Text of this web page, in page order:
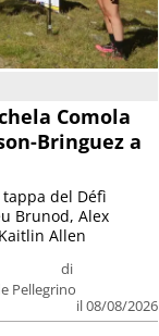
Comola
Bringuez a
di
Pellegrino
il 08/08/2026
del Défì
Brunod, Alex
Allen